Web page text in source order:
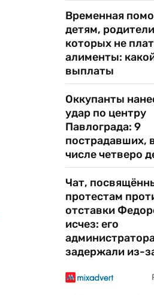
Временная
детям, родители
которых не
алименты:
выплаты
Оккупанты
удар по центру
Павлограда: 9
пострадавших,
числе четверо
Чат,
протестам
отставки
исчез: его
задержали из-